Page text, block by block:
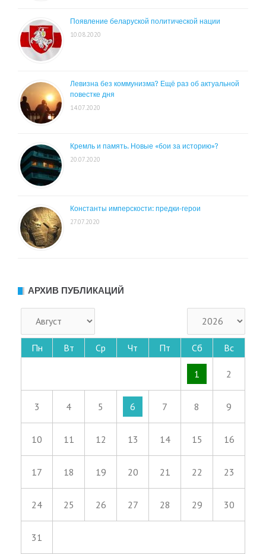
Появление беларуской политической нации
10.08.2020
Левизна без коммунизма? Ещё раз об актуальной
повестке дня
14.07.2020
Кремль и память. Новые «бои за историю»?
20.07.2020
Константы имперскости: предки-герои
27.07.2020
АРХИВ ПУБЛИКАЦИЙ
Пн Вт Ср Чт Пт Сб Вс
1 2
3 4 5 6 7 8 9
10 11 12 13 14 15 16
17 18 19 20 21 22 23
24 25 26 27 28 29 30
31